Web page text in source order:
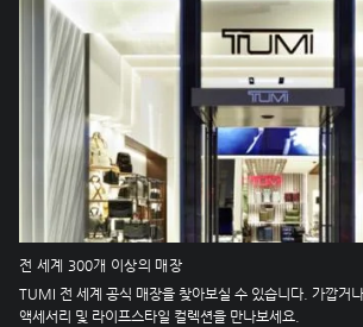
전 세계 300개 이상의 매장
TUMI 전 세계 공식 매장을 찾아보실 수 있습니다. 가깝거
액세서리 및 라이프스타일 컬렉션을 만나보세요.